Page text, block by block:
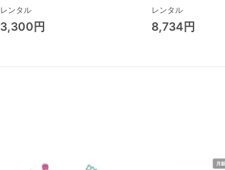
レンタル
3,300円
ープシェル EG
ハイローチェア
レンタル
8,734円